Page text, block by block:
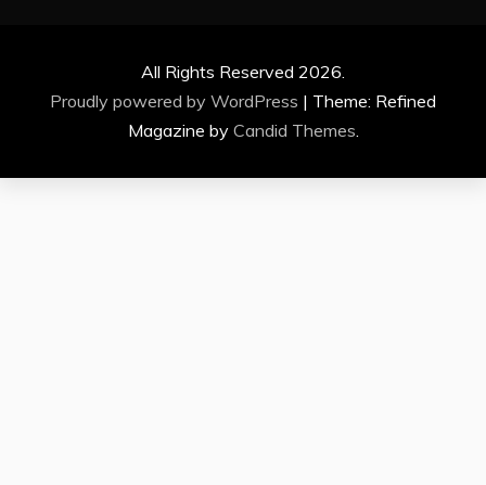
All Rights Reserved 2026.
Proudly powered by WordPress | Theme: Refined
Magazine by Candid Themes